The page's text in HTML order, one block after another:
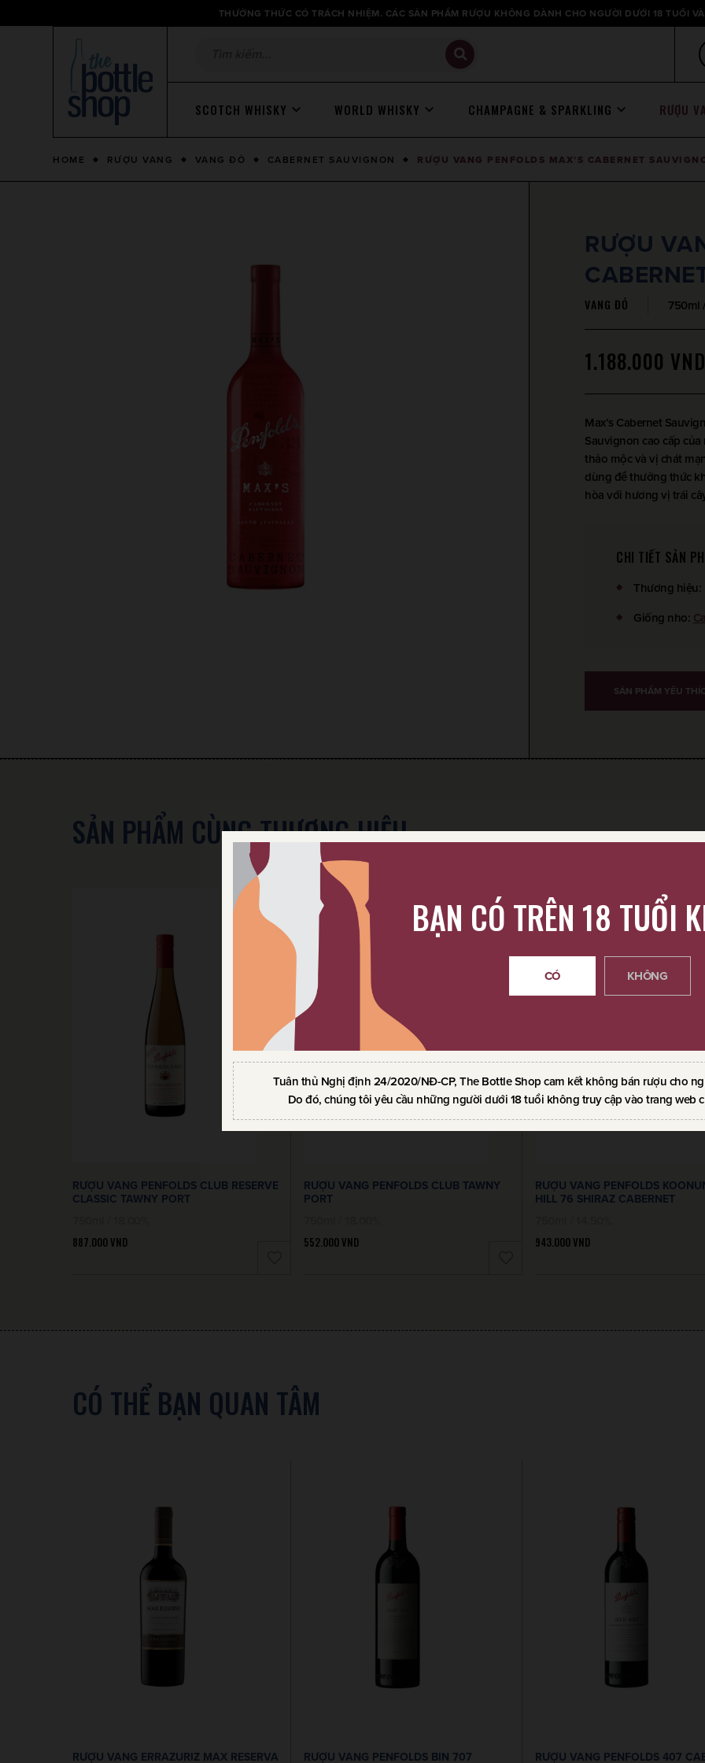
BẠN CÓ TRÊN 18 TUỔI
CÓ KHÔNG
Tuân thủ Nghị định 24/2020/NĐ-CP, The Bottle Shop cam kết không bán rượu cho
Do đó, chúng tôi yêu cầu những người dưới 18 tuổi không truy cập vào trang web
THƯỞNG THỨC CÓ TRÁCH NHIỆM. CÁC SẢN PHẨM RƯỢU KHÔNG DÀNH CHO NGƯỜI DƯỚI 18 TUỔI
SCOTCH WHISKY WORLD WHISKY CHAMPAGNE & SPARKLING RƯỢU
HOME RƯỢU VANG VANG ĐỎ CABERNET SAUVIGNON RƯỢU VANG PENFOLDS MAX’S CABERNET
RƯỢU
VANG ĐỎ 750ml
1.188.000 VND
Max’s Cabernet
Sauvignon cao cấp
thảo mộc và vị chát
dùng để thưởng thức
hòa với hương vị trái
CHI TIẾT SẢN
Thương hiệu:
Giống nho:
SẢN PHẨM YÊU
SẢN PHẨM CÙNG THƯƠNG HIỆU
RƯỢU VANG PENFOLDS CLUB RESERVE
CLASSIC TAWNY PORT
887.000 VND
RƯỢU VANG PENFOLDS CLUB TAWNY
PORT
552.000 VND
RƯỢU VANG PENFOLDS
HILL 76 SHIRAZ CABERNET
943.000 VND
CÓ THỂ BẠN QUAN TÂM
RƯỢU VANG ERRAZURIZ MAX RESERVA RƯỢU VANG PENFOLDS BIN 707 RƯỢU VANG PENFOLDS 407
báo